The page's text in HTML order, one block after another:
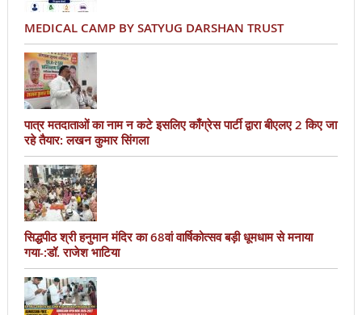
MEDICAL CAMP BY SATYUG DARSHAN TRUST
पात्र मतदाताओं का नाम न कटे इसलिए काँग्रेस पार्टी द्वारा बीएलए 2 किए जा
रहे तैयार: लखन कुमार सिंगला
सिद्धपीठ श्री हनुमान मंदिर का 68वां वार्षिकोत्सव बड़ी धूमधाम से मनाया
गया-:डॉ. राजेश भाटिया